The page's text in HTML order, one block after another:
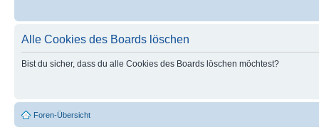
Alle Cookies des Boards löschen
Bist du sicher, dass du alle Cookies des Boards löschen möchtest?
Foren-Übersicht